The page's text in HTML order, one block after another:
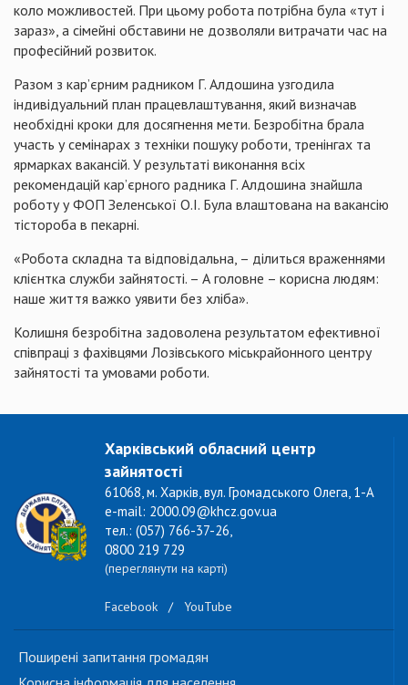
коло можливостей. При цьому робота потрібна була «тут і
зараз», а сімейні обставини не дозволяли витрачати час на
професійний розвиток.
Разом з кар’єрним радником Г. Алдошина узгодила
індивідуальний план працевлаштування, який визначав
необхідні кроки для досягнення мети. Безробітна брала
участь у семінарах з техніки пошуку роботи, тренінгах та
ярмарках вакансій. У результаті виконання всіх
рекомендацій кар’єрного радника Г. Алдошина знайшла
роботу у ФОП Зеленської О.І. Була влаштована на вакансію
тістороба в пекарні.
«Робота складна та відповідальна, – ділиться враженнями
клієнтка служби зайнятості. – А головне – корисна людям:
наше життя важко уявити без хліба».
Колишня безробітна задоволена результатом ефективної
співпраці з фахівцями Лозівського міськрайонного центру
зайнятості та умовами роботи.
Харківський обласний центр
зайнятості
61068, м. Харків, вул. Громадського Олега, 1-А
e-mail: 2000.09@khcz.gov.ua
тел.: (057) 766-37-26,
0800 219 729
(переглянути на карті)
Facebook / YouTube
Поширені запитання громадян